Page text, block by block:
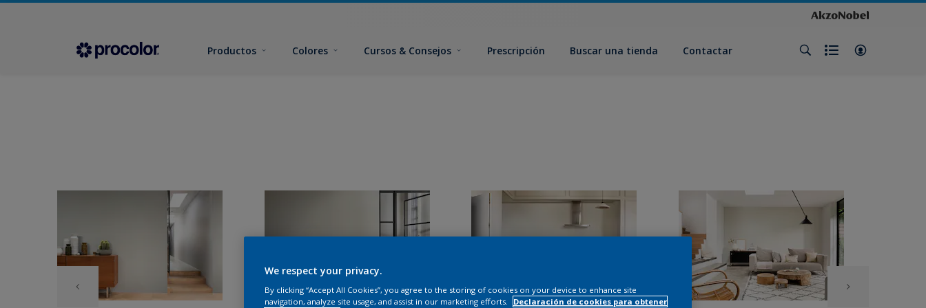
Productos Colores Cursos & Consejos Prescripción Buscar una tienda Contactar
We respect your privacy.
By clicking “Accept All Cookies”, you agree to the storing of cookies on your device to enhance site
navigation, analyze site usage, and assist in our marketing efforts.
Declaración de cookies para obtener